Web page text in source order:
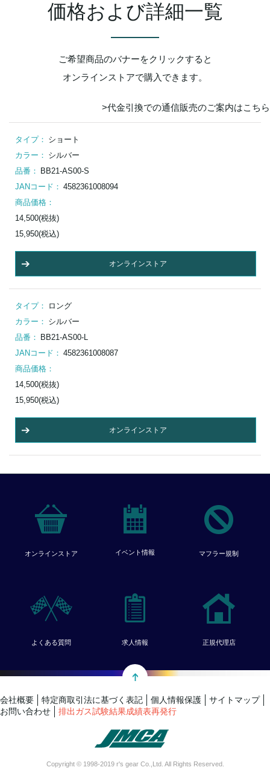
価格および詳細一覧
ご希望商品のバナーをクリックすると
オンラインストアで購入できます。
>代⾦引換での通信販売のご案内はこちら
タイプ： ショート
カラー： シルバー
品番：
BB21-AS00-S
JANコード： 4582361008094
商品価格：
14,500(税抜)
15,950(税込)
オンラインストア
タイプ：
ロング
カラー： シルバー
品番：
BB21-AS00-L
JANコード： 4582361008087
商品価格：
14,500(税抜)
15,950(税込)
オンラインストア
オンラインストア イベント情報 マフラー規制
よくある質問 求人情報 正規代理店
会社概要 特定商取引法に基づく表記 個人情報保護
サイトマップ
お問い合わせ
排出ガス試験結果成績表再発行
Copyright © 1998-2019 r's gear Co.,Ltd. All Rights Reserved.